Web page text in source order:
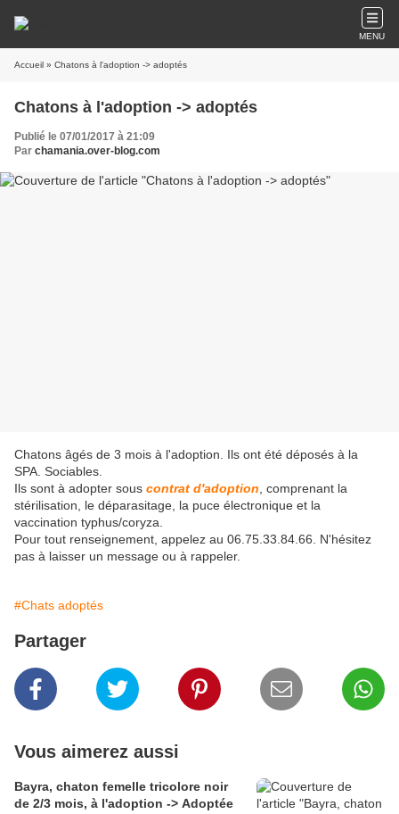
MENU
Accueil » Chatons à l'adoption -> adoptés
Chatons à l'adoption -> adoptés
Publié le 07/01/2017 à 21:09
Par chamania.over-blog.com
Chatons âgés de 3 mois à l'adoption. Ils ont été déposés à la
SPA. Sociables.
Ils sont à adopter sous contrat d'adoption , comprenant la
stérilisation, le déparasitage, la puce électronique et la
vaccination typhus/coryza.
Pour tout renseignement, appelez au 06.75.33.84.66. N'hésitez
pas à laisser un message ou à rappeler.
#Chats adoptés
Partager
Vous aimerez aussi
Bayra, chaton femelle tricolore noir
de 2/3 mois, à l'adoption -> Adoptée